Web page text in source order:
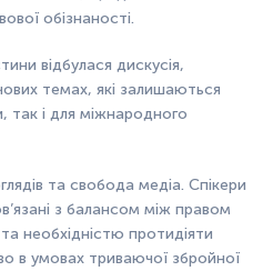
обізнаності.
відбулася дискусія,
темах, які залишаються
так і для міжнародного
та свобода медіа. Спікери
з балансом між правом
необхідністю протидіяти
в умовах триваючої збройної